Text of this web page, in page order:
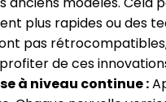
plus rapides ou des
pas
de ces
à niveau continue :